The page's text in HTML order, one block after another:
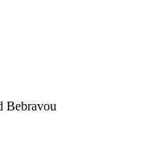
Bebravou